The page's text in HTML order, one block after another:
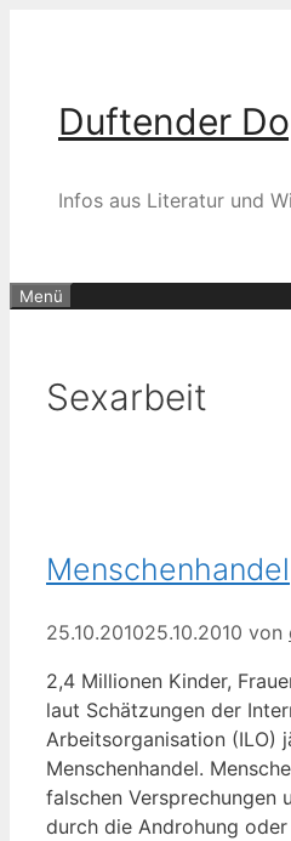
Duftender
Infos aus Literatur und
Menü
Sexarbeit
Menschenhandel
25.10.201025.10.2010 von
2,4 Millionen Kinder,
laut Schätzungen der
Arbeitsorganisation (ILO)
Menschenhandel.
falschen Versprechungen
durch die Androhung